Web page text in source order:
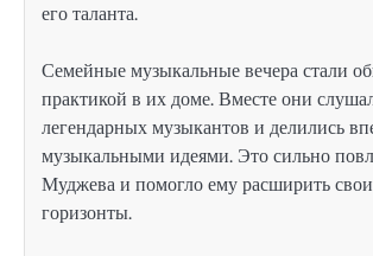
его таланта.
Семейные музыкальные вечера стали
практикой в их доме. Вместе они
легендарных музыкантов и делились
музыкальными идеями. Это сильно
Муджева и помогло ему расширить
горизонты.